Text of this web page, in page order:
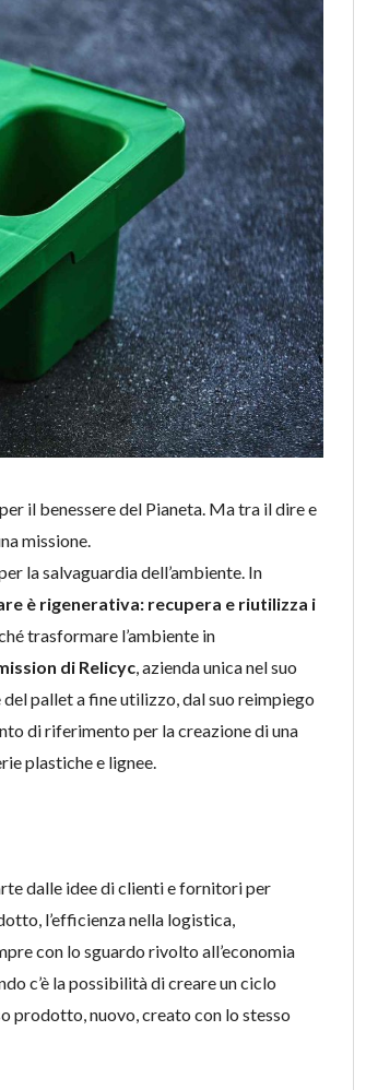
il benessere del Pianeta. Ma tra il dire e
missione.
la salvaguardia dell’ambiente. In
è rigenerativa: recupera e riutilizza i
trasformare l’ambiente in
di Relicyc , azienda unica nel suo
pallet a fine utilizzo, dal suo reimpiego
di riferimento per la creazione di una
plastiche e lignee.
dalle idee di clienti e fornitori per
l’efficienza nella logistica,
con lo sguardo rivolto all’economia
c’è la possibilità di creare un ciclo
prodotto, nuovo, creato con lo stesso